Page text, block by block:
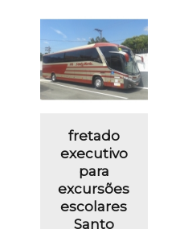
fretado
executivo
para
excursões
escolares
Santo